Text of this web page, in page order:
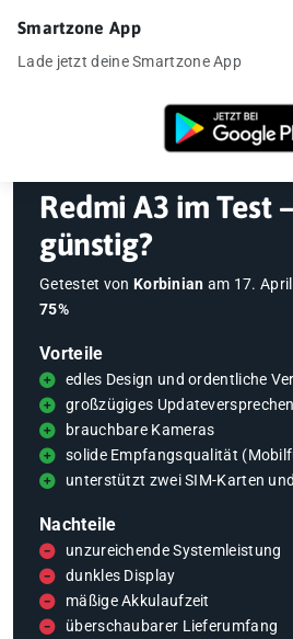
Testberichte Redmi A3
Redmi A3 im Test
günstig?
Getestet von Korbinian am 17.
75%
Vorteile
edles Design und ordentliche
großzügiges
brauchbare Kameras
solide Empfangsqualität
unterstützt zwei SIM-Karten
Nachteile
unzureichende Systemleistung
dunkles Display
mäßige Akkulaufzeit
überschaubarer Lieferumfang
Smartzone App
Lade jetzt deine Smartzone App